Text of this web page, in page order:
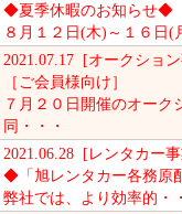
◆夏季休暇のお知らせ◆
８月１２日(木)～１６日(
2021.07.17 [オークショ
［ご会員様向け］
７月２０日開催のオーク
同・・・
2021.06.28 [レンタカー
◆「旭レンタカー各務原
弊社では、より効率的・